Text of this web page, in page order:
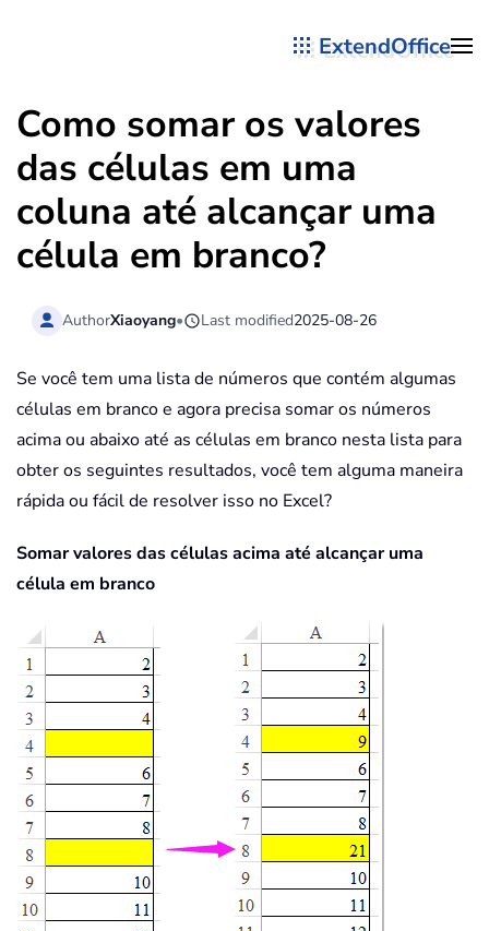
ExtendOffice
Como somar os valores
das células em uma
coluna até alcançar uma
célula em branco?
AuthorXiaoyang• Last modified2025-08-26
Se você tem uma lista de números que contém algumas
células em branco e agora precisa somar os números
acima ou abaixo até as células em branco nesta lista para
obter os seguintes resultados, você tem alguma maneira
rápida ou fácil de resolver isso no Excel?
Somar valores das células acima até alcançar uma
célula em branco